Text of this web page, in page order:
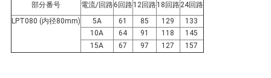
用
部分番号 電流/回路6回路12回路18回路24回路
LPT080 (内径80mm)
5A 61 85 129
133
10A
64 91 118
145
15A
67 97 127 157